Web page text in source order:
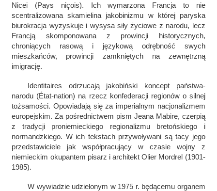
Nicei (Pays niçois). Ich wymarzona Francja to nie
scentralizowana skamielina jakobinizmu w której paryska
biurokracja wyzyskuje i wysysa siły życiowe z narodu, lecz
Francją skomponowana z prowincji historycznych,
chroniących rasową i językową odrębność swych
mieszkańców, prowincji zamkniętych na zewnętrzną
imigrację.
Identitaires
odrzucają jakobiński koncept państwa-
narodu (État-nation) na rzecz konfederacji regionów o silnej
tożsamości. Opowiadają się za imperialnym nacjonalizmem
europejskim. Za pośrednictwem pism Jeana Mabire, czerpią
z tradycji proniemieckiego regionalizmu bretońskiego i
normandzkiego. W ich tekstach przywoływani są tacy jego
przedstawiciele jak współpracujący w czasie wojny z
niemieckim okupantem pisarz i architekt Olier Mordrel (1901-
1985).
W wywiadzie udzielonym w 1975 r. będącemu organem